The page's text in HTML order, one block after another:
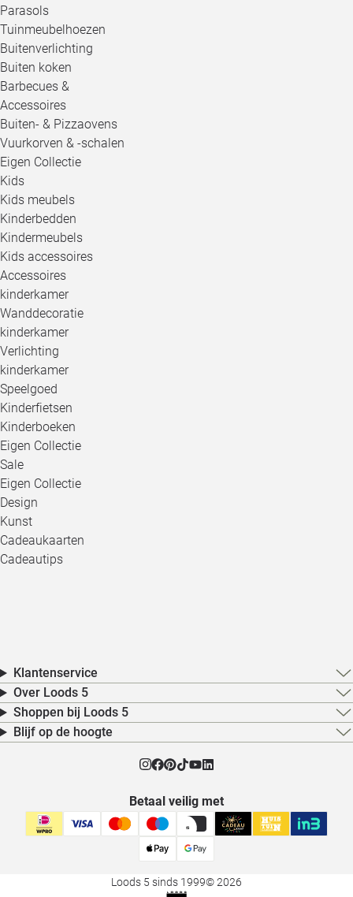
Parasols
Tuinmeubelhoezen
Buitenverlichting
Buiten koken
Barbecues &
Accessoires
Buiten- & Pizzaovens
Vuurkorven & -schalen
Eigen Collectie
Kids
Kids meubels
Kinderbedden
Kindermeubels
Kids accessoires
Accessoires
kinderkamer
Wanddecoratie
kinderkamer
Verlichting
kinderkamer
Speelgoed
Kinderfietsen
Kinderboeken
Eigen Collectie
Sale
Eigen Collectie
Design
Kunst
Cadeaukaarten
Cadeautips
Klantenservice
Over Loods 5
Shoppen bij Loods 5
Blijf op de hoogte
Betaal veilig met
Loods 5 sinds 1999© 2026